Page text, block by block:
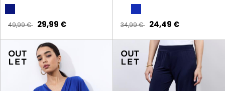
49,99 € 29,99 € 34,99 € 24,49 €